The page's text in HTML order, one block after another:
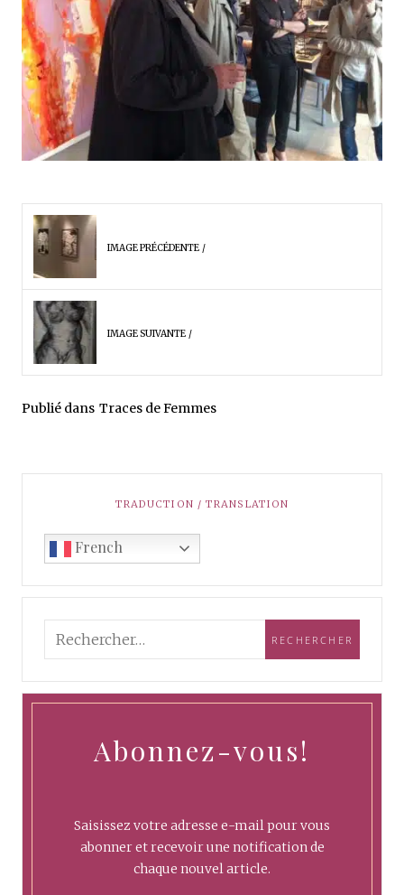
IMAGE PRÉCÉDENTE
IMAGE SUIVANTE
Publié dans Traces de Femmes
TRADUCTION / TRANSLATION
French
Abonnez-vous!
Saisissez votre adresse e-mail pour vous
abonner et recevoir une notification de
chaque nouvel article.